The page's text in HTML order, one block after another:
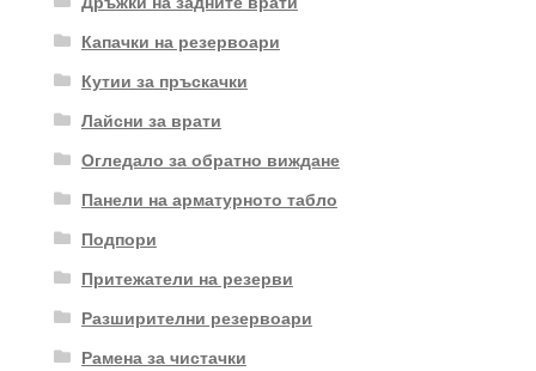
Капачки на резервоари
Кутии за пръскачки
Лайсни за врати
Огледало за обратно виждане
Панели на арматурното табло
Подпори
Притежатели на резерви
Разширителни резервоари
Рамена за чистачки